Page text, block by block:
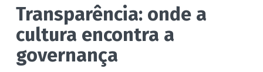
Transparência: onde a
cultura encontra a
governança